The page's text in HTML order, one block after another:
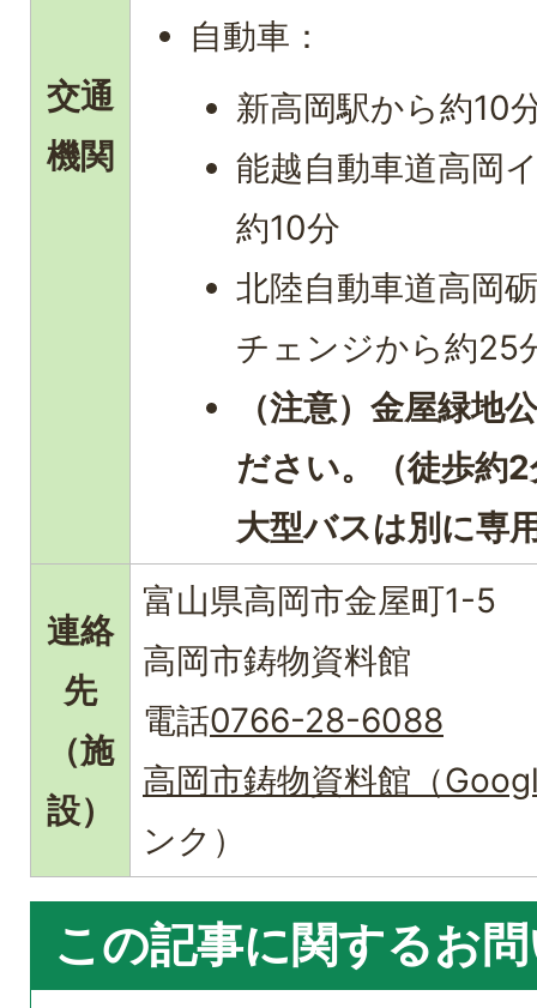
交通
機関
自動車：
新高岡駅から約10
能越自動車道高岡
約10分
北陸自動車道高岡
チェンジから約25
（注意）金屋緑地
ださい。（徒歩約
大型バスは別に専
連絡
先
（施
設）
富山県高岡市金屋町1-5
高岡市鋳物資料館
電話0766-28-6088
高岡市鋳物資料館（
ンク）
この記事に関するお